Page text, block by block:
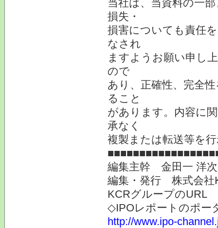
当社は、当資料の一
損失・
損害についても責任
なされ
ますようお願い申し
ので
あり、正確性、完全
ること
があります。内容に
承なく
複製または転送等を
編集主幹 金田一 洋
編集・発行 株式会社
KCRグループのURL
◇IPOレポートのポー
http://www.ipo-